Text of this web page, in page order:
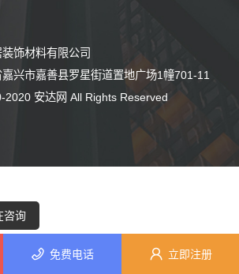
饰材料有限公司
兴市嘉善县罗星街道置地广场1幢701-11
安达网 All Rights Reserved
咨询
询
咨询
询 免费电话 立即注册